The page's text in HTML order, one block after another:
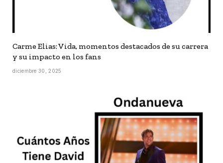
Carme Elias: Vida, momentos destacados de su carrera
y su impacto en los fans
diciembre 30, 2025